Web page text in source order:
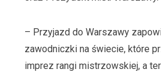
– Przyjazd do Warszawy
zawodniczki na świecie, które
imprez rangi mistrzowskiej, a